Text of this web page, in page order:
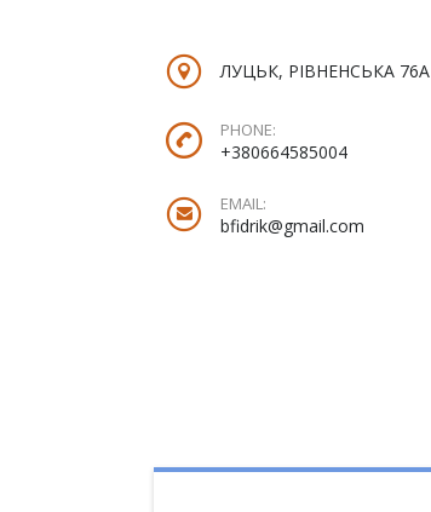
ЛУЦЬК, РІВНЕНСЬКА 76А
PHONE:
+380664585004
EMAIL:
bfidrik@gmail.com